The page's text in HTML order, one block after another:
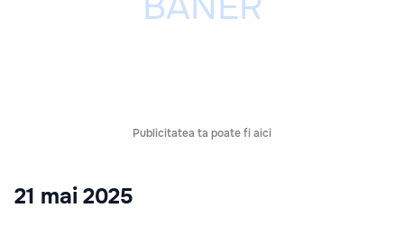
Publicitatea ta poate fi aici
21 mai 2025